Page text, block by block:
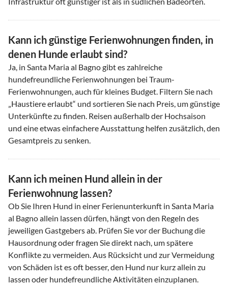
Kann ich günstige Ferienwohnungen finden, in
denen Hunde erlaubt sind?
Ja, in Santa Maria al Bagno gibt es zahlreiche
hundefreundliche Ferienwohnungen bei Traum-
Ferienwohnungen, auch für kleines Budget. Filtern Sie nach
„Haustiere erlaubt“ und sortieren Sie nach Preis, um günstige
Unterkünfte zu finden. Reisen außerhalb der Hochsaison
und eine etwas einfachere Ausstattung helfen zusätzlich, den
Gesamtpreis zu senken.
Kann ich meinen Hund allein in der
Ferienwohnung lassen?
Ob Sie Ihren Hund in einer Ferienunterkunft in Santa Maria
al Bagno allein lassen dürfen, hängt von den Regeln des
jeweiligen Gastgebers ab. Prüfen Sie vor der Buchung die
Hausordnung oder fragen Sie direkt nach, um spätere
Konflikte zu vermeiden. Aus Rücksicht und zur Vermeidung
von Schäden ist es oft besser, den Hund nur kurz allein zu
lassen oder hundefreundliche Aktivitäten einzuplanen.